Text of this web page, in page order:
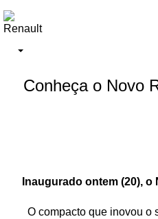
Conheça o Novo
Inaugurado ontem (20),
O compacto que inovou o